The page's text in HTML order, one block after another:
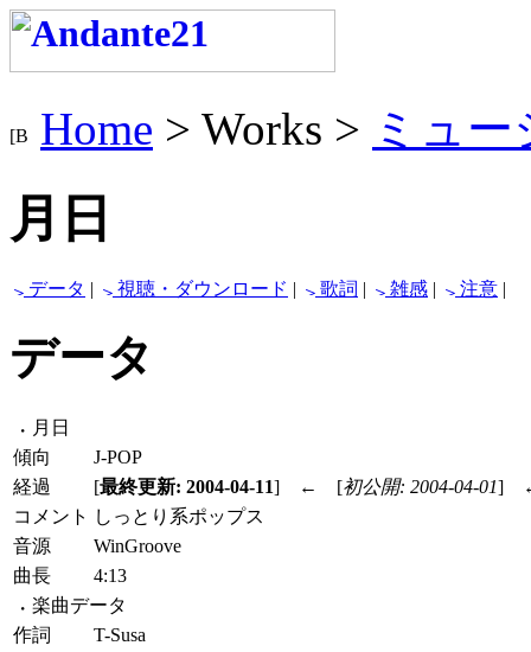
Home > Works > ミュ
月日
データ | 視聴・ダウンロード | 歌詞 | 雑感 | 注意 |
データ
月日
傾向
J-POP
経過
[最終更新: 2004-04-11] ← [初公開: 2004-04-01]
コメント
しっとり系ポップス
音源
WinGroove
曲長
4:13
楽曲データ
作詞
T-Susa